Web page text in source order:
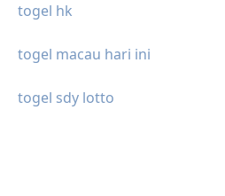
togel hk
togel macau hari ini
togel sdy lotto